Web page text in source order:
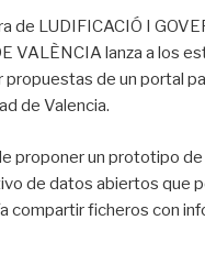
de LUDIFICACIÓ I
VALÈNCIA lanza a los
propuestas de un portal
de Valencia.
proponer un prototipo
de datos abiertos que
compartir ficheros con